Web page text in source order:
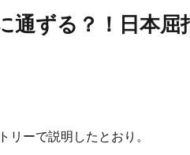
通ずる？！日本屈
リーで説明したとおり。